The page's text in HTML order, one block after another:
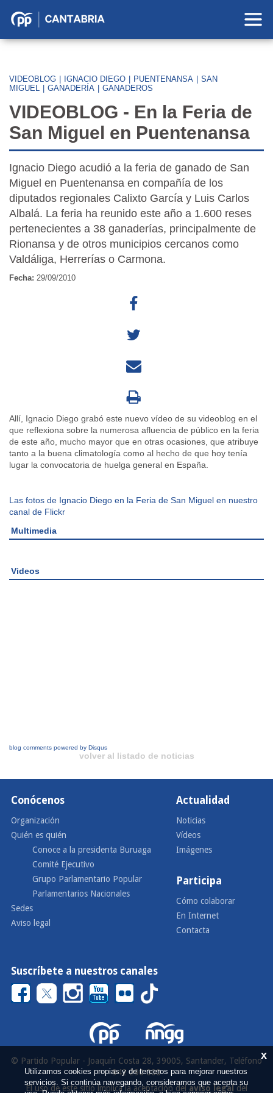
Partido
Cantabria
VIDEOBLOG IGNACIO DIEGO PUENTENANSA
SAN
MIGUEL
GANADERÍA GANADEROS
VIDEOBLOG - En la Feria de
San Miguel en Puentenansa
Ignacio Diego acudió a la feria de ganado de San
Miguel en Puentenansa en compañía de los
diputados regionales Calixto García y Luis Carlos
Albalá. La feria ha reunido este año a 1.600 reses
pertenecientes a 38 ganaderías, principalmente de
Rionansa y de otros municipios cercanos como
Valdáliga, Herrerías o Carmona.
Fecha: 29/09/2010
Allí, Ignacio Diego grabó este nuevo vídeo de su videoblog en el
que reflexiona sobre la numerosa afluencia de público en la feria
de este año, mucho mayor que en otras ocasiones, que atribuye
tanto a la buena climatología como al hecho de que hoy tenía
lugar la convocatoria de huelga general en España.
Las fotos de Ignacio Diego en la Feria de San Miguel en nuestro
canal de Flickr
Multimedia
Videos
blog comments powered by Disqus
volver al listado de noticias
Conócenos
Organización
Quién es quién
Conoce a la presidenta Buruaga
Comité Ejecutivo
Grupo Parlamentario Popular
Parlamentarios Nacionales
Sedes
Aviso legal
Actualidad
Noticias
Vídeos
Imágenes
Participa
Cómo colaborar
En Internet
Contacta
Suscríbete a nuestros canales
© Partido Popular - Joaquín Costa 28, 39005, Santander, Teléfono
942 290 000
El uso de este sitio implica la aceptación delaviso legaldel
x
Utilizamos cookies propias y de terceros para mejorar nuestros
servicios. Si continúa navegando, consideramos que acepta su